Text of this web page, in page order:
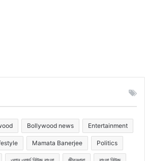
Bollywood news Entertainment
Mamata Banerjee Politics